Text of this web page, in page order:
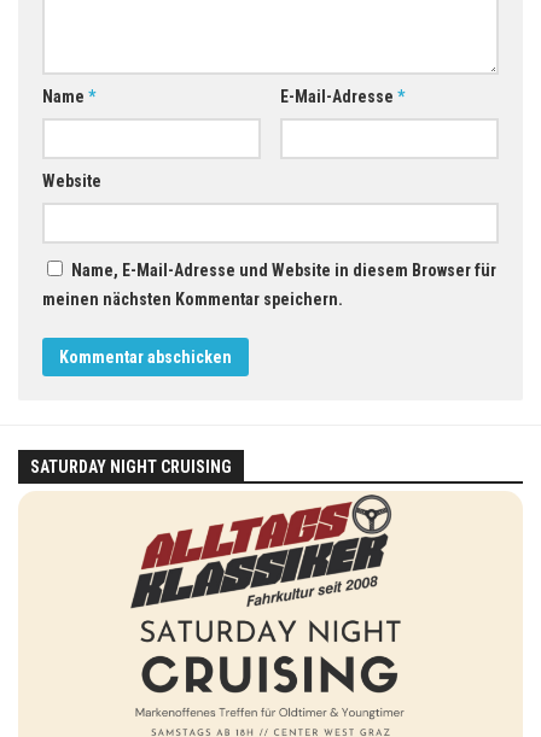
Name * E-Mail-Adresse *
Website
Name, E-Mail-Adresse und Website in diesem Browser für
meinen nächsten Kommentar speichern.
SATURDAY NIGHT CRUISING